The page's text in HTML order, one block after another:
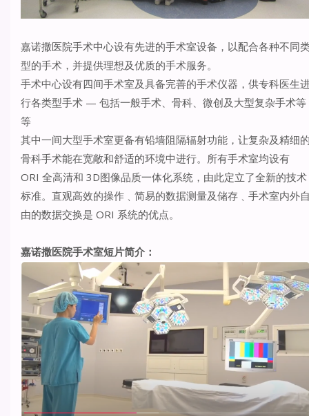
嘉诺撒医院手术中心设有先进的手术室设备，以配合各种不同
型的手术，并提供理想及优质的手术服务。
手术中心设有四间手术室及具备完善的手术仪器，供专科医生
行各类型手术 — 包括一般手术、骨科、微创及大型复杂手术等
等
其中一间大型手术室更备有铅墙阻隔辐射功能，让复杂及精细
骨科手术能在宽敞和舒适的环境中进行。所有手术室均设有
ORI 全高清和 3D图像品质一体化系统，由此定立了全新的技术
标准。直观高效的操作﹑简易的数据测量及储存﹑手术室内外
由的数据交换是 ORI 系统的优点。
嘉诺撒医院手术室短片简介：